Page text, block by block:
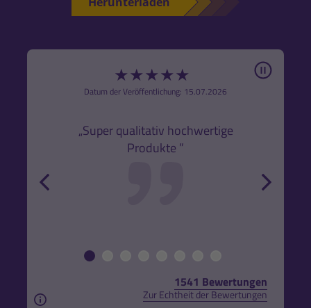
★★★★★
Datum der Veröffentlichung: 15.07.2026
„Super qualitativ hochwertige
Produkte ”
Pause
1541 Bewertungen
Zur Echtheit der Bewertungen
Aus rechtlichen Gründen weisen wir darauf hin,